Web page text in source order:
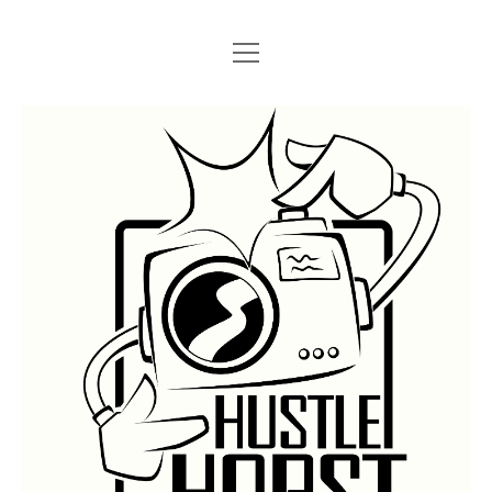
STARTSEITE
BERLIN GRAFFITI
Menü
öffnen
BERLIN BOMBINGS
BERLIN SUBWAY
BERLIN S-BAHN
TRAINS
LEGAL WALLS
HOTTER FRAGT…
ROSTOCK
REGIO
GÜTER
ATHENS GRAFFITI Menü
öffnen
ATHENS TRAINS
Menü
öffnen
Hustlehorst